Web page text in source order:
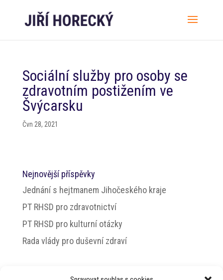
Sociální služby pro osoby se
zdravotním postižením ve
Švýcarsku
Čvn 28, 2021
Nejnovější příspěvky
Jednání s hejtmanem Jihočeského kraje
PT RHSD pro zdravotnictví
PT RHSD pro kulturní otázky
Rada vlády pro duševní zdraví